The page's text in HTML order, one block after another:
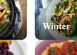
Winter